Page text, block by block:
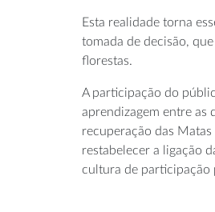
Esta realidade torna
tomada de decisão,
florestas.
A participação do
aprendizagem entre as
recuperação das
restabelecer a ligação
cultura de participação